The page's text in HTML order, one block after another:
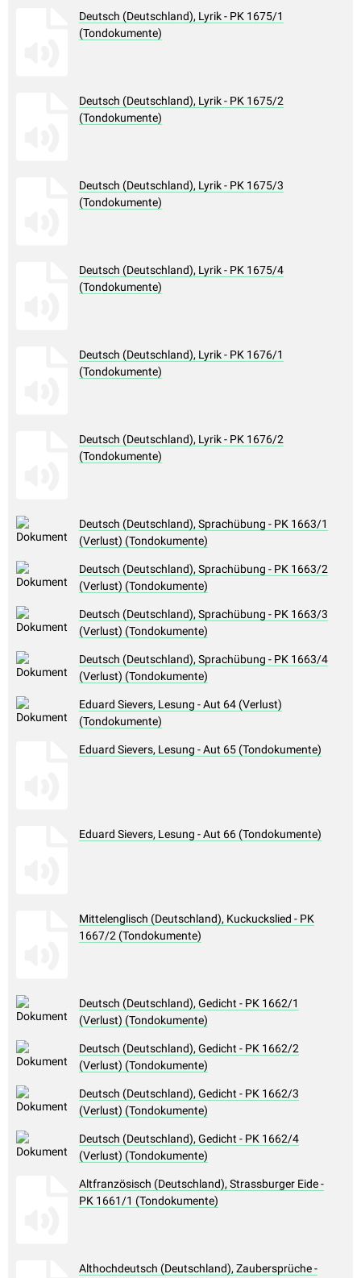
Deutsch (Deutschland), Lyrik - PK 1675/1
(Tondokumente)
Deutsch (Deutschland), Lyrik - PK 1675/2
(Tondokumente)
Deutsch (Deutschland), Lyrik - PK 1675/3
(Tondokumente)
Deutsch (Deutschland), Lyrik - PK 1675/4
(Tondokumente)
Deutsch (Deutschland), Lyrik - PK 1676/1
(Tondokumente)
Deutsch (Deutschland), Lyrik - PK 1676/2
(Tondokumente)
Deutsch (Deutschland), Sprachübung - PK 1663/1
(Verlust) (Tondokumente)
Deutsch (Deutschland), Sprachübung - PK 1663/2
(Verlust) (Tondokumente)
Deutsch (Deutschland), Sprachübung - PK 1663/3
(Verlust) (Tondokumente)
Deutsch (Deutschland), Sprachübung - PK 1663/4
(Verlust) (Tondokumente)
Eduard Sievers, Lesung - Aut 64 (Verlust)
(Tondokumente)
Eduard Sievers, Lesung - Aut 65 (Tondokumente)
Eduard Sievers, Lesung - Aut 66 (Tondokumente)
Mittelenglisch (Deutschland), Kuckuckslied - PK
1667/2 (Tondokumente)
Deutsch (Deutschland), Gedicht - PK 1662/1
(Verlust) (Tondokumente)
Deutsch (Deutschland), Gedicht - PK 1662/2
(Verlust) (Tondokumente)
Deutsch (Deutschland), Gedicht - PK 1662/3
(Verlust) (Tondokumente)
Deutsch (Deutschland), Gedicht - PK 1662/4
(Verlust) (Tondokumente)
Altfranzösisch (Deutschland), Strassburger Eide -
PK 1661/1 (Tondokumente)
Althochdeutsch (Deutschland), Zaubersprüche -